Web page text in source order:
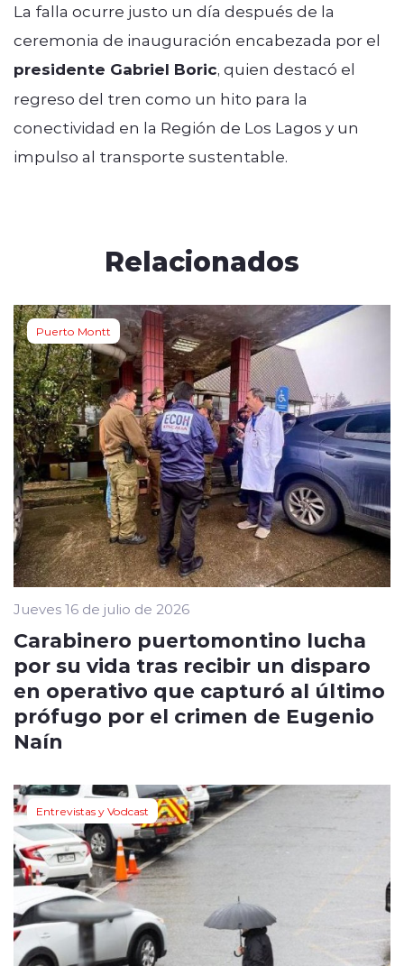
La falla ocurre justo un día después de la
ceremonia de inauguración encabezada por el
presidente Gabriel Boric, quien destacó el
regreso del tren como un hito para la
conectividad en la Región de Los Lagos y un
impulso al transporte sustentable.
Relacionados
Puerto Montt
Jueves 16 de julio de 2026
Carabinero puertomontino lucha
por su vida tras recibir un disparo
en operativo que capturó al último
prófugo por el crimen de Eugenio
Naín
Entrevistas y Vodcast